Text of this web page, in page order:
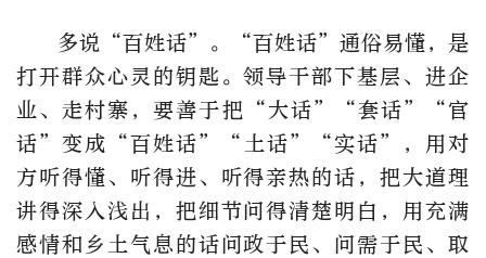
多说“百姓话”。“百姓话”通俗易懂，是
打开群众心灵的钥匙。领导干部下基层、进企
业、走村寨，要善于把“大话”“套话”“官
话”变成“百姓话”“土话”“实话”，用对
方听得懂、听得进、听得亲热的话，把大道理
讲得深入浅出，把细节问得清楚明白，用充满
感情和乡土气息的话问政于民、问需于民、取